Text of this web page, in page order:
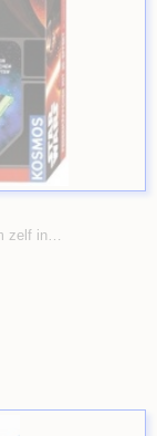
zelf in…